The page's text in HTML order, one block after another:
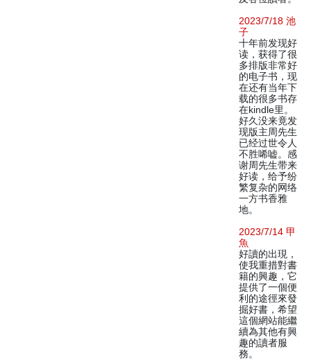
2023/7/18 池
子
十年前发现好
读，获得了很
多排版非常好
的电子书，现
在还有当年下
载的很多书存
在kindle里。
好久没来竟发
现版主周先生
已经过世令人
不胜唏嘘。感
谢周先生带来
好读，给予纷
繁复杂的网络
一方书香雅
地。
2023/7/14 甲
魚
好讀的出現，
使我重措對書
籍的興趣，它
提供了一個便
利的途徑來發
掘好書，希望
這個網站能繼
續為其他有興
趣的讀者服
務。